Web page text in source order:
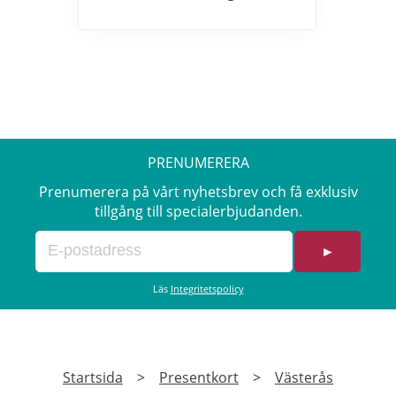
PRENUMERERA
Prenumerera på vårt nyhetsbrev och få exklusiv
tillgång till specialerbjudanden.
►
Läs Integritetspolicy
Startsida > Presentkort > Västerås